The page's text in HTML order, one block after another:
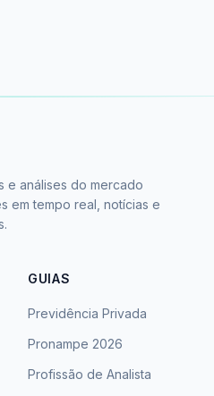
e análises do mercado
em tempo real, notícias e
GUIAS
Previdência Privada
Pronampe 2026
Profissão de Analista